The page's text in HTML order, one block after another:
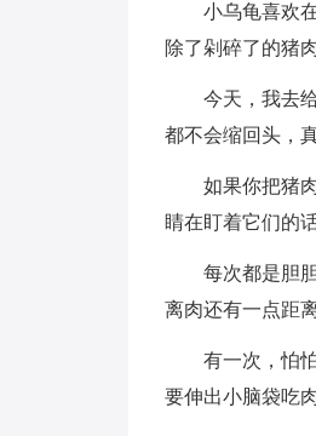
小乌龟喜欢
除了剁碎了的猪
今天，我去
都不会缩回头，
如果你把猪
睛在盯着它们的
每次都是胆
离肉还有一点距
有一次，怕
要伸出小脑袋吃